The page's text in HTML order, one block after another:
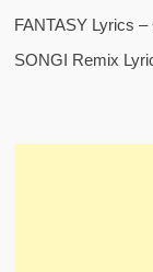
FANTASY Lyrics –
SONGI Remix